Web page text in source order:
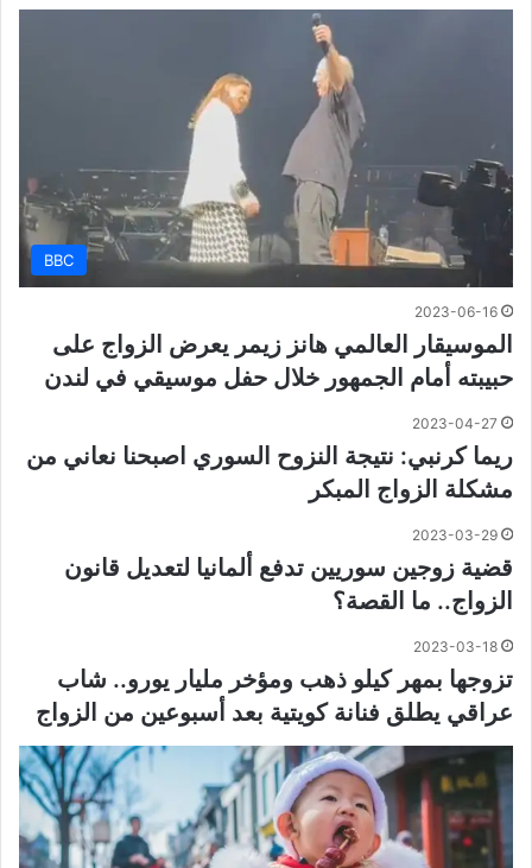
BBC
2023-06-16
الموسيقار العالمي هانز زيمر يعرض الزواج على
حبيبته أمام الجمهور خلال حفل موسيقي في لندن
2023-04-27
ريما كرنبي: نتيجة النزوح السوري اصبحنا نعاني من
مشكلة الزواج المبكر
2023-03-29
قضية زوجين سوريين تدفع ألمانيا لتعديل قانون
الزواج.. ما القصة؟
2023-03-18
تزوجها بمهر كيلو ذهب ومؤخر مليار يورو.. شاب
عراقي يطلق فنانة كويتية بعد أسبوعين من الزواج